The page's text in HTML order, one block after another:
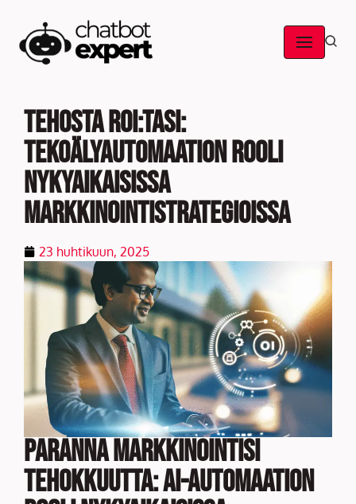
Skip
Tehosta ROI:tasi:
tekoälyautomaation rooli
nykyaikaisissa
markkinointistrategioissa
23 huhtikuun, 2025
Paranna Markkinointisi
Tehokkuutta: AI-automaation